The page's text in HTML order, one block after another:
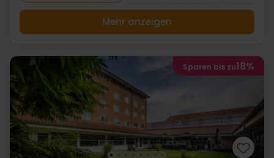
Mehr anzeigen
Sparen bis zu18%